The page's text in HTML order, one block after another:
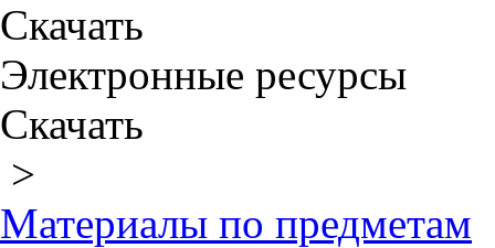
Скачать
Электронные ресурсы
Скачать
>
Материалы по предметам